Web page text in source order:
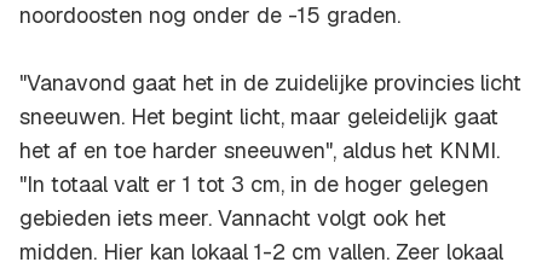
noordoosten nog onder de -15 graden.
"Vanavond gaat het in de zuidelijke provincies licht
sneeuwen. Het begint licht, maar geleidelijk gaat
het af en toe harder sneeuwen", aldus het KNMI.
"In totaal valt er 1 tot 3 cm, in de hoger gelegen
gebieden iets meer. Vannacht volgt ook het
midden. Hier kan lokaal 1-2 cm vallen. Zeer lokaal